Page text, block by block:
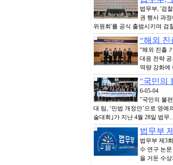
법무부, '검
권 행사 과
위원회'를 공식 출범시키며 검
“해외 진
“해외 진출
대응 전략
역량 강화
"국민의
6-05-04
"국민의 불
대 팀, ‘민법 개정안’으로 영
술대회｣가 지난 4월 28일 법무
법무부
법무부 제3
수 연구 논
을 거둔 수